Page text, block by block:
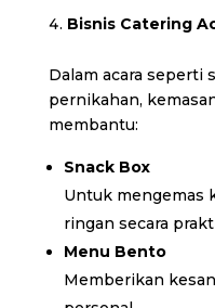
Bisnis Catering
Dalam acara seperti
pernikahan,
membantu:
Snack Box
Untuk mengemas
ringan secara
Menu Bento
Memberikan